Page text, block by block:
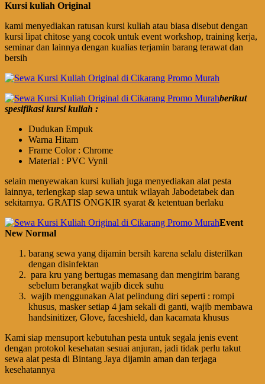
Kursi kuliah Original
kami menyediakan ratusan kursi kuliah atau biasa disebut dengan
kursi lipat chitose yang cocok untuk event workshop, training kerja,
seminar dan lainnya dengan kualias terjamin barang terawat dan
bersih
berikut
spesifikasi kursi kuliah :
Dudukan Empuk
Warna Hitam
Frame Color : Chrome
Material : PVC Vynil
selain menyewakan kursi kuliah juga menyediakan alat pesta
lainnya, terlengkap siap sewa untuk wilayah Jabodetabek dan
sekitarnya. GRATIS ONGKIR syarat & ketentuan berlaku
Event
New Normal
barang sewa yang dijamin bersih karena selalu disterilkan
dengan disinfektan
para kru yang bertugas memasang dan mengirim barang
sebelum berangkat wajib dicek suhu
wajib menggunakan Alat pelindung diri seperti : rompi
khusus, masker setiap 4 jam sekali di ganti, wajib membawa
handsinitizer, Glove, faceshield, dan kacamata khusus
Kami siap mensuport kebutuhan pesta untuk segala jenis event
dengan protokol kesehatan sesuai anjuran, jadi tidak perlu takut
sewa alat pesta di Bintang Jaya dijamin aman dan terjaga
kesehatannya